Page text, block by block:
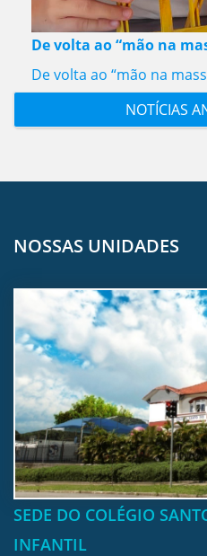
De volta ao “mão na
De volta ao “mão na
NOTÍCIAS
NOSSAS UNIDADES
SEDE DO COLÉGIO
INFANTIL